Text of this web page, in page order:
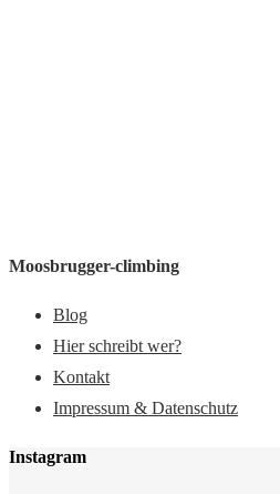
Moosbrugger-climbing
Blog
Hier schreibt wer?
Kontakt
Impressum & Datenschutz
Instagram